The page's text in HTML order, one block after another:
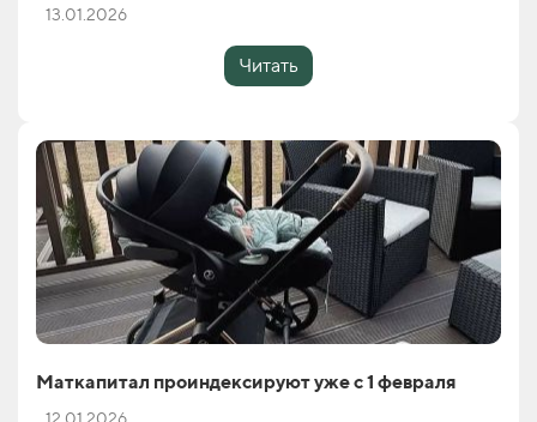
13.01.2026
Читать
Маткапитал проиндексируют уже с 1 февраля